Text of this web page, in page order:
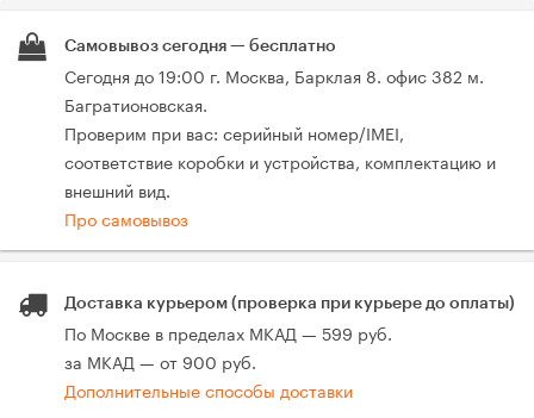
Самовывоз сегодня — бесплатно
Сегодня до 19:00 г. Москва, Барклая 8. офис 382 м.
Багратионовская.
Проверим при вас: серийный номер/IMEI,
соответствие коробки и устройства, комплектацию и
внешний вид.
Про самовывоз
Доставка курьером (проверка при курьере до оплаты)
По Москве в пределах МКАД — 599 руб.
за МКАД — от 900 руб.
Дополнительные способы доставки